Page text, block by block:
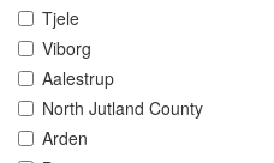
Tjele
Viborg
Aalestrup
North Jutland County
Arden